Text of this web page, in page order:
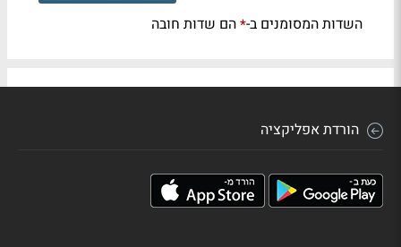
השדות המסומנים ב-*הם שדות חובה
הורדת אפליקציה